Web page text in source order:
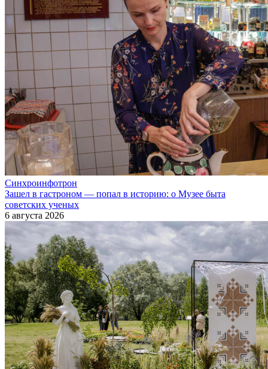
Синхроинфотрон
Зашел в гастроном — попал в историю: о Музее быта
советских ученых
6 августа 2026